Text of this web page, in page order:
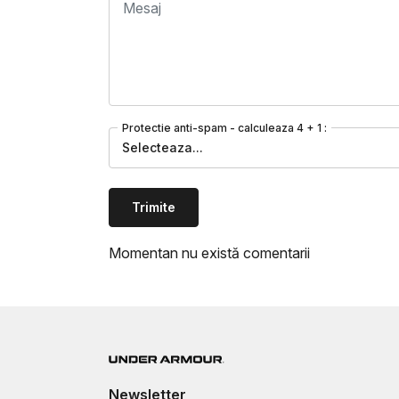
Protectie anti-spam - calculeaza 4 + 1 :
Selecteaza...
Trimite
Momentan nu există comentarii
Newsletter